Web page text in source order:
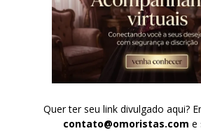
Quer ter seu link divulgado aqui?
contato@omoristas.com e